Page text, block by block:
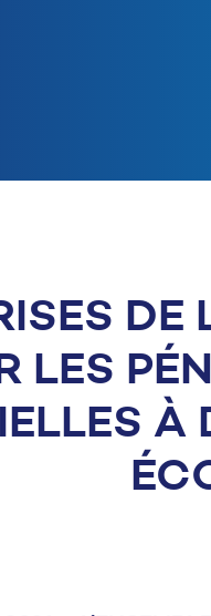
LES
À